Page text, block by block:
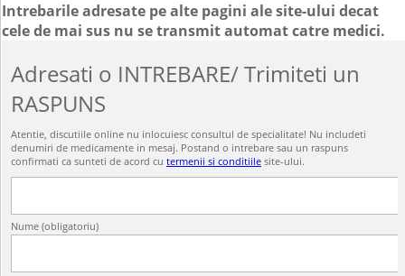
Intrebarile adresate pe alte pagini ale site-ului decat
cele de mai sus nu se transmit automat catre medici.
Adresati o INTREBARE/ Trimiteti un
RASPUNS
Atentie, discutiile online nu inlocuiesc consultul de specialitate! Nu includeti
denumiri de medicamente in mesaj. Postand o intrebare sau un raspuns
confirmati ca sunteti de acord cu termenii si conditiile site-ului.
Nume (obligatoriu)